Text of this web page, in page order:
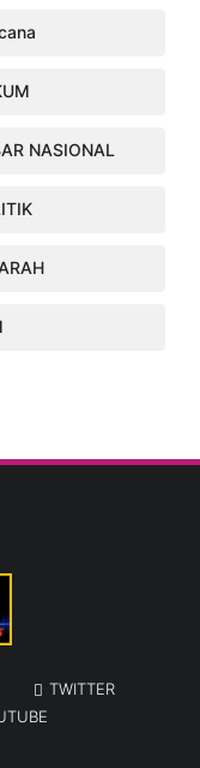
NASIONAL
TWITTER